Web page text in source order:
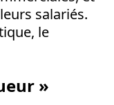
salariés.
le
»